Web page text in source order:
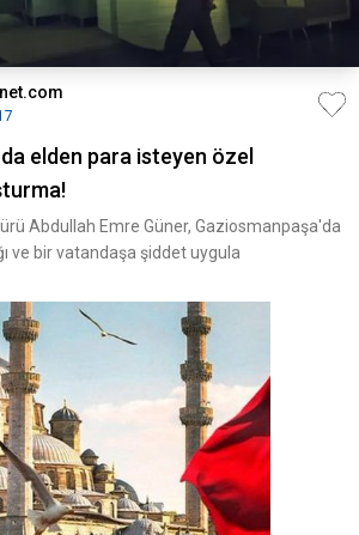
elden para isteyen özel
Abdullah Emre Güner, Gaziosmanpaşa'da
ve bir vatandaşa şiddet uygula